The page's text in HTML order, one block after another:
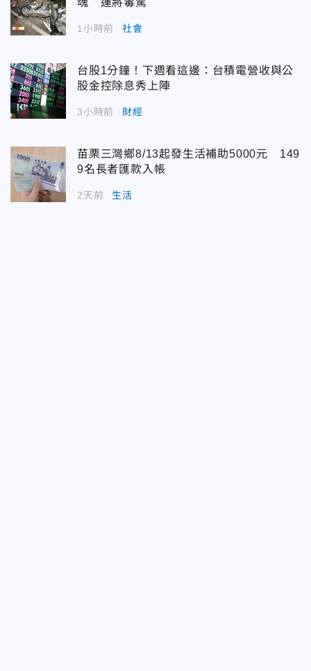
1小時前 社會
台股1分鐘！下週看這邊：台積電營收與公
股金控除息秀上陣
3小時前 財經
苗栗三灣鄉8/13起發生活補助5000元 149
9名長者匯款入帳
2天前 生活